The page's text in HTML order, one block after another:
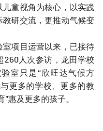
童视角为核心，以实践
研交流，更推动气候变
项目运营以来，已接待
260人次参访，龙田学校
室只是“欣旺达气候方
更多的学校、更多的教
惠及更多的孩子。